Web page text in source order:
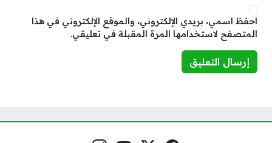
احفظ اسمي، بريدي الإلكتروني، والموقع الإلكتروني في هذا
المتصفح لاستخدامها المرة المقبلة في تعليقي.